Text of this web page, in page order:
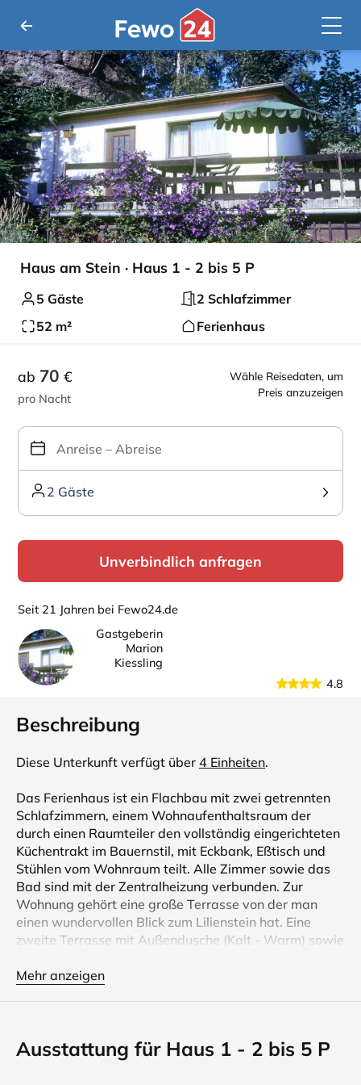
Haus am Stein · Haus 1 - 2 bis 5 P
5 Gäste
2 Schlafzimmer
52 m²
Ferienhaus
Wähle Reisedaten, um
Preis anzuzeigen
ab 70 €
pro Nacht
2 Gäste
Unverbindlich anfragen
Seit 21 Jahren bei Fewo24.de
Gastgeberin
Marion
Kiessling
4.8
Beschreibung
Diese Unterkunft verfügt über 4 Einheiten.
Das Ferienhaus ist ein Flachbau mit zwei getrennten
Schlafzimmern, einem Wohnaufenthaltsraum der
durch einen Raumteiler den vollständig eingerichteten
Küchentrakt im Bauernstil, mit Eckbank, Eßtisch und
Stühlen vom Wohnraum teilt. Alle Zimmer sowie das
Bad sind mit der Zentralheizung verbunden. Zur
Wohnung gehört eine große Terrasse von der man
einen wundervollen Blick zum Lilienstein hat. Eine
zweite Terrasse mit Außendusche (Kalt - Warm) sowie
Urlaubern im Haus 1 und 2 zur Verfügung. Der Preis
(Kinder ab 7 Jahren bis 17 Jahre 2,50 €. Sie gilt
zusätzlich als Fahrausweis in den Nahverkehrsmitteln
des VVO. (Bus, S - Bahn und Straßenbahn in Bad
Mehr anzeigen
Ausstattung für Haus 1 - 2 bis 5 P